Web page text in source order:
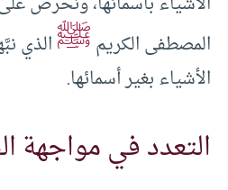
المصطفى الكريمﷺالذي
الأشياء بغير أسمائها.
التعدد في مواجهة